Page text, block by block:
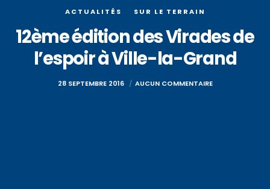
ACTUALITÉS SUR LE TERRAIN
12ème édition des Virades de
l’espoir à Ville-la-Grand
28 SEPTEMBRE 2016 AUCUN COMMENTAIRE